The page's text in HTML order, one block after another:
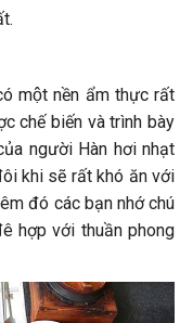
một nền ẩm thực rất
chế biến và trình bày
người Hàn hơi nhạt
khi sẽ rất khó ăn với
đó các bạn nhớ chú
hợp với thuần phong